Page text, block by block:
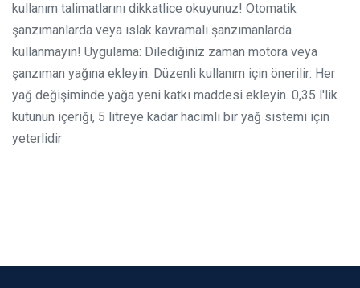
kullanım talimatlarını dikkatlice okuyunuz! Otomatik
şanzımanlarda veya ıslak kavramalı şanzımanlarda
kullanmayın! Uygulama: Dilediğiniz zaman motora veya
şanzıman yağına ekleyin. Düzenli kullanım için önerilir: Her
yağ değişiminde yağa yeni katkı maddesi ekleyin. 0,35 l'lik
kutunun içeriği, 5 litreye kadar hacimli bir yağ sistemi için
yeterlidir